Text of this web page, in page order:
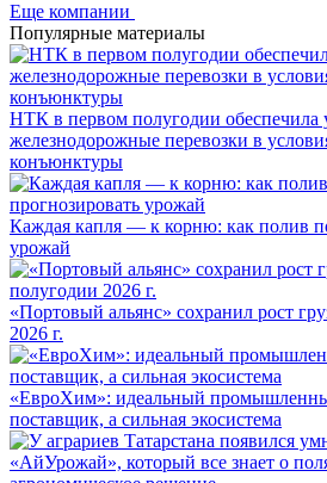
Еще компании
Популярные материалы
НТК в первом полугодии обеспечила
железнодорожные перевозки в
конъюнктуры
Каждая капля — к корню: как полив
урожай
«Портовый альянс» сохранил рост
2026 г.
«ЕвроХим»: идеальный
поставщик, а сильная экосистема